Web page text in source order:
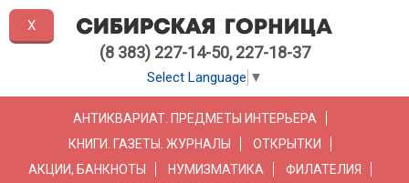
(8 383) 227-14-50, 227-18-37
Select Language ▼
АНТИКВАРИАТ. ПРЕДМЕТЫ ИНТЕРЬЕРА
КНИГИ. ГАЗЕТЫ. ЖУРНАЛЫ
ОТКРЫТКИ
АКЦИИ, БАНКНОТЫ
НУМИЗМАТИКА
ФИЛАТЕЛИЯ
X